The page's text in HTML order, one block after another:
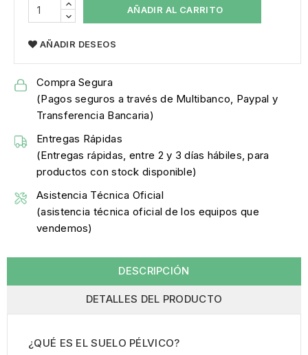
AÑADIR AL CARRITO
AÑADIR DESEOS
Compra Segura
(Pagos seguros a través de Multibanco, Paypal y
Transferencia Bancaria)
Entregas Rápidas
(Entregas rápidas, entre 2 y 3 días hábiles, para
productos con stock disponible)
Asistencia Técnica Oficial
(asistencia técnica oficial de los equipos que
vendemos)
DESCRIPCIÓN
DETALLES DEL PRODUCTO
¿QUÉ ES EL SUELO PÉLVICO?